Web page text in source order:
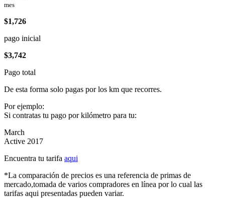
mes
$1,726
pago inicial
$3,742
Pago total
De esta forma solo pagas por los km que recorres.
Por ejemplo:
Si contratas tu pago por kilómetro para tu:
March
Active 2017
Encuentra tu tarifa aqui
*La comparación de precios es una referencia de primas de
mercado,tomada de varios compradores en línea por lo cual las
tarifas aqui presentadas pueden variar.